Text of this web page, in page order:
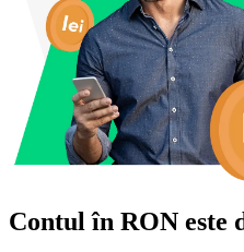
Contul în RON este